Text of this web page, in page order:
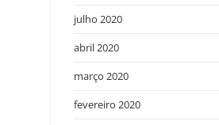
julho 2020
abril 2020
março 2020
fevereiro 2020